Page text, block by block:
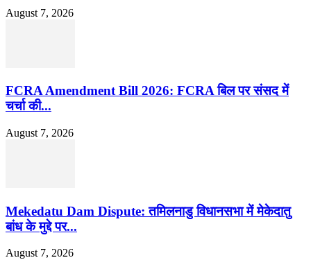
August 7, 2026
FCRA Amendment Bill 2026: FCRA बिल पर संसद में
चर्चा की...
August 7, 2026
Mekedatu Dam Dispute: तमिलनाडु विधानसभा में मेकेदातु
बांध के मुद्दे पर...
August 7, 2026